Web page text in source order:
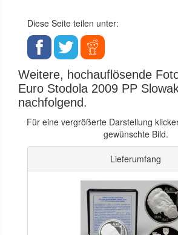
Diese Seite teilen unter:
Weitere, hochauflösende
Euro Stodola 2009 PP
nachfolgend.
Für eine vergrößerte Darstellung
gewünschte Bild.
Lieferumfang